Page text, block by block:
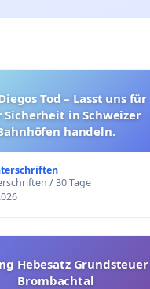
Tod – Lasst uns für
Sicherheit in Schweizer
handeln.
/ 30 Tage
Hebesatz Grundsteuer
Brombachtal